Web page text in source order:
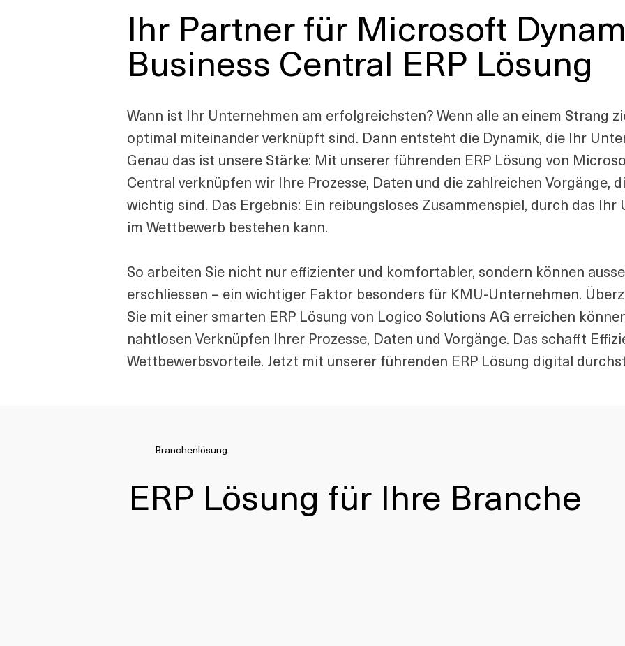
Ihr Partner für Microsoft
Business Central ERP Lösung
Wann ist Ihr Unternehmen am erfolgreichsten? Wenn alle an einem Strang
optimal miteinander verknüpft sind. Dann entsteht die Dynamik, die Ihr
Genau das ist unsere Stärke: Mit unserer führenden ERP Lösung von
Central verknüpfen wir Ihre Prozesse, Daten und die zahlreichen Vorgänge,
wichtig sind. Das Ergebnis: Ein reibungsloses Zusammenspiel, durch das
im Wettbewerb bestehen kann.
So arbeiten Sie nicht nur effizienter und komfortabler, sondern können
erschliessen – ein wichtiger Faktor besonders für KMU-Unternehmen.
Sie mit einer smarten ERP Lösung von Logico Solutions AG erreichen
nahtlosen Verknüpfen Ihrer Prozesse, Daten und Vorgänge. Das schafft
Wettbewerbsvorteile. Jetzt mit unserer führenden ERP Lösung digital
Branchenlösung
ERP Lösung für Ihre Branche